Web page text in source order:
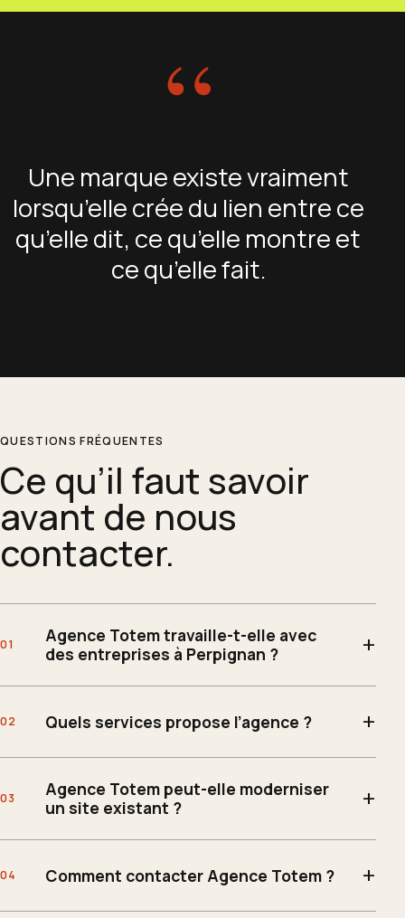
“
Une marque existe vraiment
lorsqu’elle crée du lien entre ce
qu’elle dit, ce qu’elle montre et
ce qu’elle fait.
QUESTIONS FRÉQUENTES
Ce qu’il faut savoir
avant de nous
contacter.
Agence Totem travaille-t-elle avec
des entreprises à Perpignan ?
Quels services propose l’agence ?
Agence Totem peut-elle moderniser
un site existant ?
Comment contacter Agence Totem ?